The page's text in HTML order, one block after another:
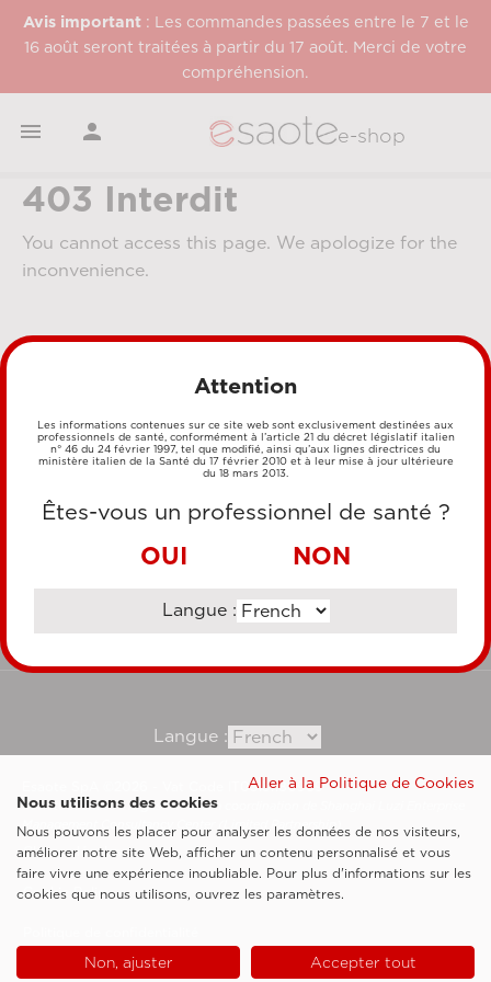
Avis important: Les commandes passées entre le 7 et le
16 août seront traitées à partir du 17 août. Merci de votre
compréhension.
  e-shop
403 Interdit
You cannot access this page. We apologize for the
inconvenience.
MÉTHODES DE PAIEMENT
VIREMENT BANCAIRE
Langue :
Esaote SpA ©2026 - Vat Code IT05131180969
Société soumise à la gestion et à la coordination de Shanghai Luzi Enterprise
Management Consultancy Center (Limited Partnership)
Clauses légales
Cookie Policy
Attention
Les informations contenues sur ce site web sont exclusivement destinées aux
professionnels de santé, conformément à l’article 21 du décret législatif italien
n° 46 du 24 février 1997, tel que modifié, ainsi qu’aux lignes directrices du
ministère italien de la Santé du 17 février 2010 et à leur mise à jour ultérieure
du 18 mars 2013.
Êtes-vous un professionnel de santé ?
OUI NON
Langue :
Aller à la Politique de Cookies
Nous utilisons des cookies
Nous pouvons les placer pour analyser les données de nos visiteurs,
améliorer notre site Web, afficher un contenu personnalisé et vous
faire vivre une expérience inoubliable. Pour plus d'informations sur les
cookies que nous utilisons, ouvrez les paramètres.
Non, ajuster Accepter tout